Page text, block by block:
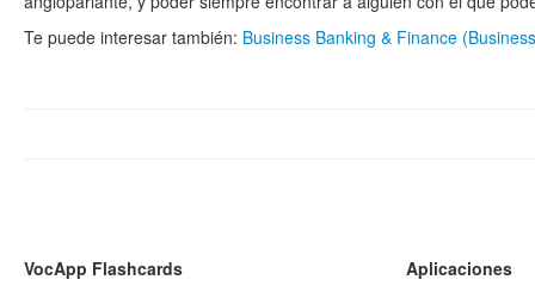
Te puede interesar también: Business Banking & Finance
VocApp Flashcards
Aplicaciones